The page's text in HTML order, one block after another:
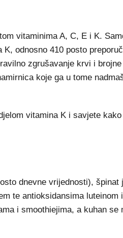
vitaminima A, C, E i K.
odnosno 410 posto
zgrušavanje krvi i
koje ga u tome
vitamina K i savjete
dnevne vrijednosti), špinat
te antioksidansima luteinom
i smoothiejima, a kuhan se